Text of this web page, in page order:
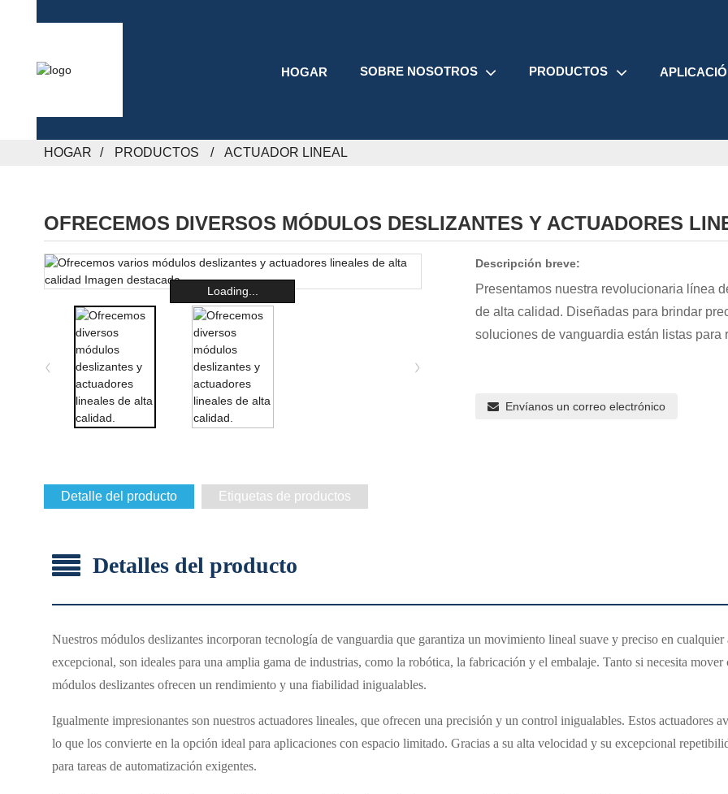
HOGAR SOBRE NOSOTROS PRODUCTOS
HOGAR PRODUCTOS ACTUADOR LINEAL
OFRECEMOS DIVERSOS MÓDULOS DESLIZANTES Y ACTUADORES
Loading...
Descripción breve:
Presentamos nuestra revolucionaria línea
de alta calidad. Diseñadas para brindar
soluciones de vanguardia están listas
Envíanos un correo electrónico
Detalle del producto Etiquetas de productos
Detalles del producto
Nuestros módulos deslizantes incorporan tecnología de vanguardia que garantiza un movimiento lineal suave y preciso en
excepcional, son ideales para una amplia gama de industrias, como la robótica, la fabricación y el embalaje. Tanto si necesita mover
módulos deslizantes ofrecen un rendimiento y una fiabilidad inigualables.
Igualmente impresionantes son nuestros actuadores lineales, que ofrecen una precisión y un control inigualables. Estos actuadores
lo que los convierte en la opción ideal para aplicaciones con espacio limitado. Gracias a su alta velocidad y su excepcional
para tareas de automatización exigentes.